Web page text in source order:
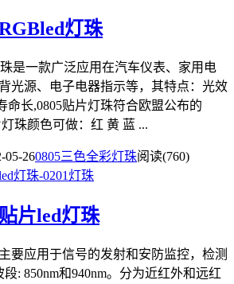
灯珠
是一款广泛应用在汽车仪表、家用电
光源、电子电器指示等，其特点：光效
命长,0805贴片灯珠符合欧盟公布的
珠颜色可做：红 黄 蓝 ...
05-260805三色全彩灯珠阅读(760)
片led灯珠
要应用于信号的发射和安防监控，检测
: 850nm和940nm。分为近红外和远红